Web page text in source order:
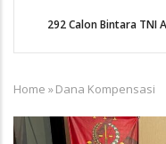
292 Calon Bintara TNI
Breadcrumb
Home »Dana Kompensasi